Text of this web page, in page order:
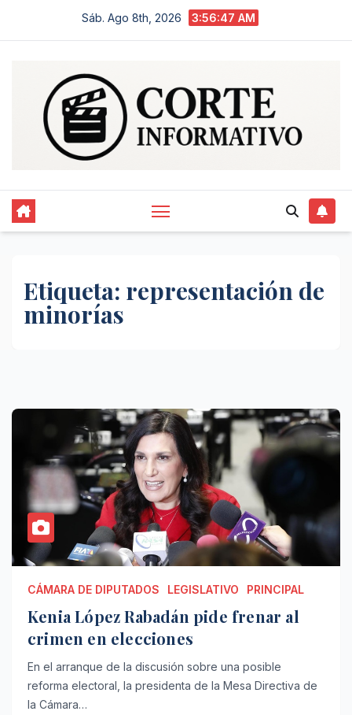
Sáb. Ago 8th, 2026 3:56:48 AM
Etiqueta: representación de
minorías
CÁMARA DE DIPUTADOS LEGISLATIVO PRINCIPAL
Kenia López Rabadán pide frenar al
crimen en elecciones
En el arranque de la discusión sobre una posible
reforma electoral, la presidenta de la Mesa Directiva de
la Cámara…